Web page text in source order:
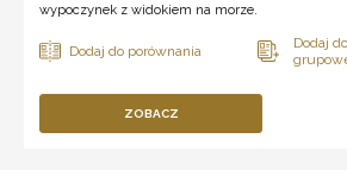
wypoczynek z widokiem na morze.
ZOBACZ